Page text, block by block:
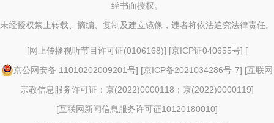
经书面授权。
未经授权禁止转载、摘编、复制及建立镜像，违者将依法追究法律责任。
[网上传播视听节目许可证(0106168)] [京ICP证040655号] [
京公网安备 11010202009201号] [京ICP备2021034286号-7] [互联网
宗教信息服务许可证：京(2022)0000118；京(2022)0000119]
[互联网新闻信息服务许可证10120180010]